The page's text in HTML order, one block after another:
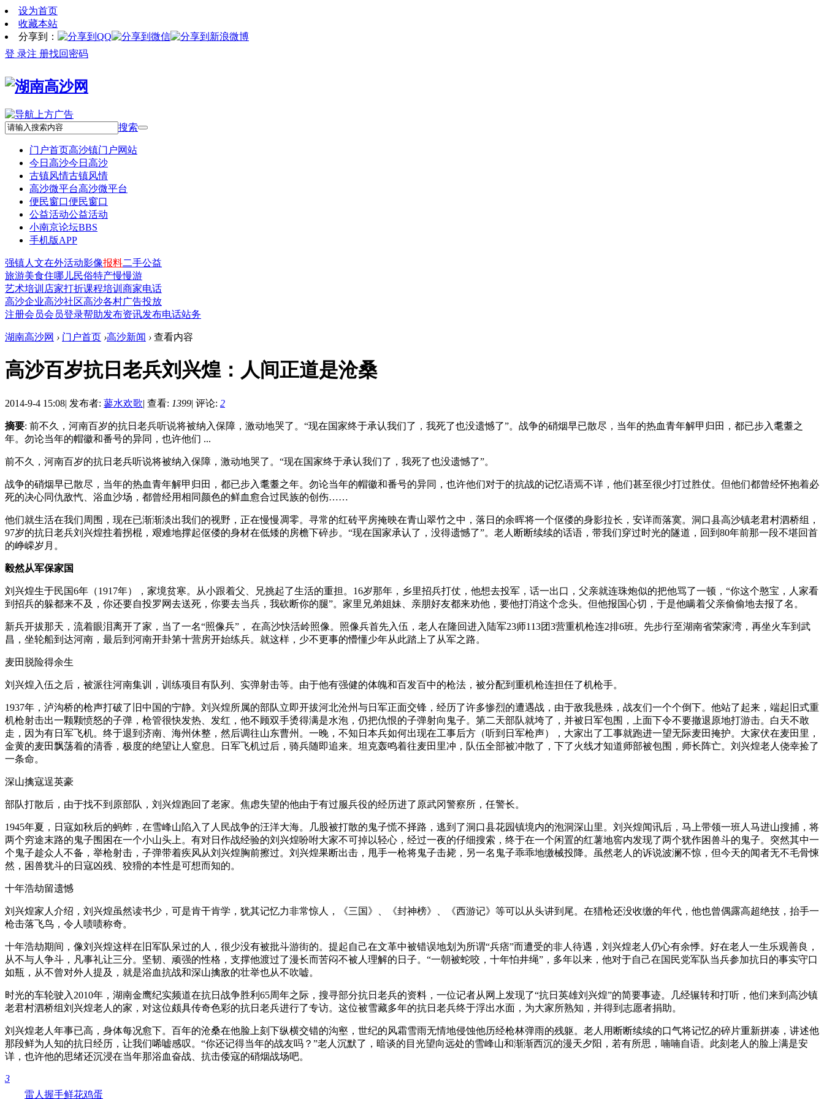
设为首页
收藏本站
分享到：
登 录注 册找回密码
搜索
门户首页高沙镇门户网站
今日高沙今日高沙
古镇风情古镇风情
高沙微平台高沙微平台
便民窗口便民窗口
公益活动公益活动
小南京论坛BBS
手机版APP
强镇人文在外活动影像报料二手公益
旅游美食住哪儿民俗特产慢慢游
艺术培训 店家打折课程培训 商家电话
高沙企业高沙社区高沙各村广告投放
注册会员会员登录帮助发布资讯发布电话站务
湖南高沙网 › 门户首页 ›高沙新闻 › 查看内容
高沙百岁抗日老兵刘兴煌：人间正道是沧桑
2014-9-4 15:08| 发布者: 蓼水欢歌| 查看: 1399| 评论: 2
摘要: 前不久，河南百岁的抗日老兵听说将被纳入保障，激动地哭了。“现在国家终于承认我们了，我死了也没遗憾了”。战争的硝烟早已散尽，当年的热血青年解甲归田，都已步入耄耋之
年。勿论当年的帽徽和番号的异同，也许他们 ...
前不久，河南百岁的抗日老兵听说将被纳入保障，激动地哭了。“现在国家终于承认我们了，我死了也没遗憾了”。
战争的硝烟早已散尽，当年的热血青年解甲归田，都已步入耄耋之年。勿论当年的帽徽和番号的异同，也许他们对于的抗战的记忆语焉不详，他们甚至很少打过胜仗。但他们都曾经怀抱着必
死的决心同仇敌忾、浴血沙场，都曾经用相同颜色的鲜血愈合过民族的创伤……
他们就生活在我们周围，现在已渐渐淡出我们的视野，正在慢慢凋零。寻常的红砖平房掩映在青山翠竹之中，落日的余晖将一个伛偻的身影拉长，安详而落寞。洞口县高沙镇老君村泗桥组，
97岁的抗日老兵刘兴煌拄着拐棍，艰难地撑起伛偻的身材在低矮的房檐下碎步。“现在国家承认了，没得遗憾了”。老人断断续续的话语，带我们穿过时光的隧道，回到80年前那一段不堪回首
的峥嵘岁月。
毅然从军保家国
刘兴煌生于民国6年（1917年），家境贫寒。从小跟着父、兄挑起了生活的重担。16岁那年，乡里招兵打仗，他想去投军，话一出口，父亲就连珠炮似的把他骂了一顿，“你这个憨宝，人家看
到招兵的躲都来不及，你还要自投罗网去送死，你要去当兵，我砍断你的腿”。家里兄弟姐妹、亲朋好友都来劝他，要他打消这个念头。但他报国心切，于是他瞒着父亲偷偷地去报了名。
新兵开拔那天，流着眼泪离开了家，当了一名“照像兵”， 在高沙快活岭照像。照像兵首先入伍，老人在隆回进入陆军23师113团3营重机枪连2排6班。先步行至湖南省荣家湾，再坐火车到武
昌，坐轮船到达河南，最后到河南开卦第十营房开始练兵。就这样，少不更事的懵懂少年从此踏上了从军之路。
麦田脱险得余生
刘兴煌入伍之后，被派往河南集训，训练项目有队列、实弹射击等。由于他有强健的体魄和百发百中的枪法，被分配到重机枪连担任了机枪手。
1937年，泸沟桥的枪声打破了旧中国的宁静。刘兴煌所属的部队立即开拔河北沧州与日军正面交锋，经历了许多惨烈的遭遇战，由于敌我悬殊，战友们一个个倒下。他站了起来，端起旧式重
机枪射击出一颗颗愤怒的子弹，枪管很快发热、发红，他不顾双手烫得满是水泡，仍把仇恨的子弹射向鬼子。第二天部队就垮了，并被日军包围，上面下令不要撤退原地打游击。白天不敢
走，因为有日军飞机。终于退到济南、海州休整，然后调往山东曹州。一晚，不知日本兵如何出现在工事后方（听到日军枪声），大家出了工事就跑进一望无际麦田掩护。大家伏在麦田里，
金黄的麦田飘荡着的清香，极度的绝望让人窒息。日军飞机过后，骑兵随即追来。坦克轰鸣着往麦田里冲，队伍全部被冲散了，下了火线才知道师部被包围，师长阵亡。刘兴煌老人侥幸捡了
一条命。
深山擒寇逞英豪
部队打散后，由于找不到原部队，刘兴煌跑回了老家。焦虑失望的他由于有过服兵役的经历进了原武冈警察所，任警长。
1945年夏，日寇如秋后的蚂蚱，在雪峰山陷入了人民战争的汪洋大海。几股被打散的鬼子慌不择路，逃到了洞口县花园镇境内的泡洞深山里。刘兴煌闻讯后，马上带领一班人马进山搜捕，将
两个穷途末路的鬼子围困在一个小山头上。有对日作战经验的刘兴煌吩咐大家不可掉以轻心，经过一夜的仔细搜索，终于在一个闲置的红薯地窖内发现了两个犹作困兽斗的鬼子。突然其中一
个鬼子趁众人不备，举枪射击，子弹带着疾风从刘兴煌胸前擦过。刘兴煌果断出击，甩手一枪将鬼子击毙，另一名鬼子乖乖地缴械投降。虽然老人的诉说波澜不惊，但今天的闻者无不毛骨悚
然，困兽犹斗的日寇凶残、狡猾的本性是可想而知的。
十年浩劫留遗憾
刘兴煌家人介绍，刘兴煌虽然读书少，可是肯干肯学，犹其记忆力非常惊人，《三国》、《封神榜》、《西游记》等可以从头讲到尾。在猎枪还没收缴的年代，他也曾偶露高超绝技，抬手一
枪击落飞鸟，令人啧啧称奇。
十年浩劫期间，像刘兴煌这样在旧军队呆过的人，很少没有被批斗游街的。提起自己在文革中被错误地划为所谓“兵痞”而遭受的非人待遇，刘兴煌老人仍心有余悸。好在老人一生乐观善良，
从不与人争斗，凡事礼让三分。坚韧、顽强的性格，支撑他渡过了漫长而苦闷不被人理解的日子。“一朝被蛇咬，十年怕井绳”，多年以来，他对于自己在国民党军队当兵参加抗日的事实守口
如瓶，从不曾对外人提及，就是浴血抗战和深山擒敌的壮举也从不吹嘘。
时光的车轮驶入2010年，湖南金鹰纪实频道在抗日战争胜利65周年之际，搜寻部分抗日老兵的资料，一位记者从网上发现了“抗日英雄刘兴煌”的简要事迹。几经辗转和打听，他们来到高沙镇
老君村泗桥组刘兴煌老人的家，对这位颇具传奇色彩的抗日老兵进行了专访。这位被雪藏多年的抗日老兵终于浮出水面，为大家所熟知，并得到志愿者捐助。
刘兴煌老人年事已高，身体每况愈下。百年的沧桑在他脸上刻下纵横交错的沟壑，世纪的风霜雪雨无情地侵蚀他历经枪林弹雨的残躯。老人用断断续续的口气将记忆的碎片重新拼凑，讲述他
那段鲜为人知的抗日经历，让我们唏嘘感叹。“你还记得当年的战友吗？”老人沉默了，暗谈的目光望向远处的雪峰山和渐渐西沉的漫天夕阳，若有所思，喃喃自语。此刻老人的脸上满是安
详，也许他的思绪还沉浸在当年那浴血奋战、抗击倭寇的硝烟战场吧。
3
雷人 握手鲜花鸡蛋